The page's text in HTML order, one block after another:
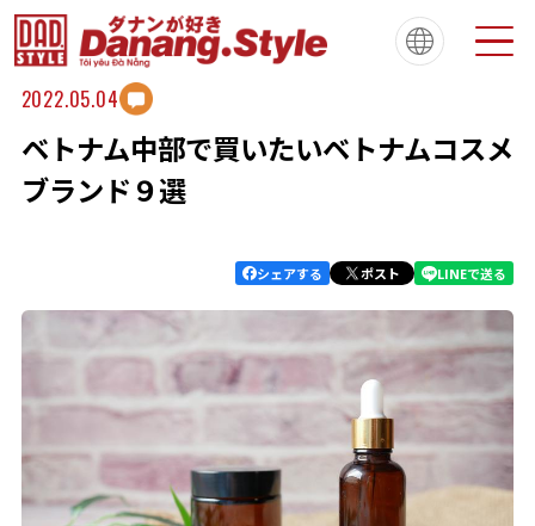
Tiếng Việt 한국
简体中文
繁體中文
Aboutダナンスタイルについて
2022.05.04
ベトナム中部で買いたいベトナムコスメ
ブランド９選
シェアする ポスト LINEで送る